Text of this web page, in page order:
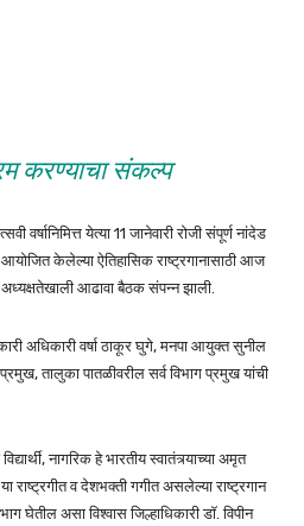
करण्याचा संकल्प
वर्षानिमित्त येत्या 11 जानेवारी रोजी संपूर्ण नांदेड
आयोजित केलेल्या ऐतिहासिक राष्ट्रगानासाठी आज
अध्यक्षतेखाली आढावा बैठक संपन्न झाली.
अधिकारी वर्षा ठाकूर घुगे, मनपा आयुक्त सुनील
तालुका पातळीवरील सर्व विभाग प्रमुख यांची
नागरिक हे भारतीय स्वातंत्र्याच्या अमृत
राष्ट्रगीत व देशभक्ती गगीत असलेल्या राष्ट्रगान
घेतील असा विश्वास जिल्हाधिकारी डॉ. विपीन